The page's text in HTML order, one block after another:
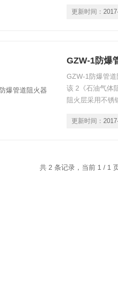
更新时间：
GZW-1防爆
GZW-1防爆管道
该 2《石油气体
阻火层采用不锈
更新时间：
共 2 条记录，当前 1 / 1